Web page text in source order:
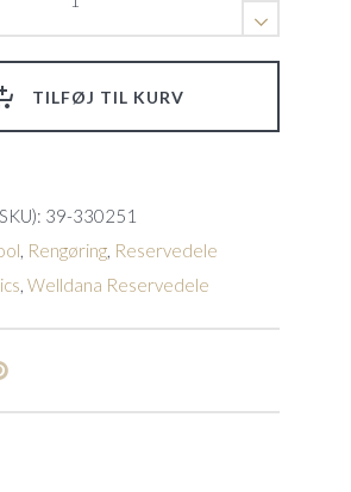
TILFØJ TIL KURV
39-330251
Rengøring Reservedele
Welldana Reservedele